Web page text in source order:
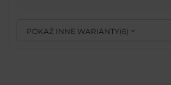
POKAŻ INNE WARIANTY(6)